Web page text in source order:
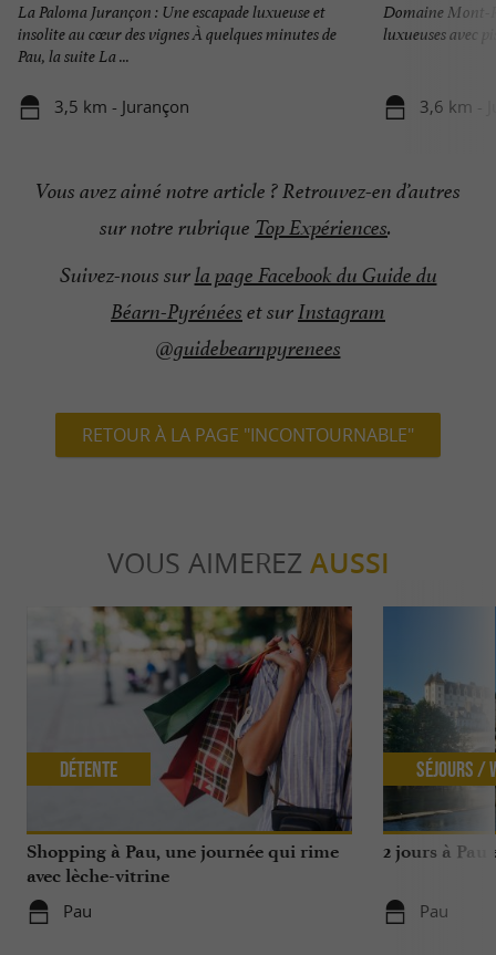
La Paloma Jurançon : Une escapade luxueuse et
insolite au cœur des vignes À quelques minutes de
Pau, la suite La ...
3,5 km - Jurançon
Domaine Mont-
luxueuses avec
3,6 km -
Vous avez aimé notre article ? Retrouvez-en d’autres
sur notre rubrique Top Expériences.
Suivez-nous surla page Facebook du Guide du
Béarn-Pyrénées et surInstagram
@guidebearnpyrenees
RETOUR À LA PAGE "INCONTOURNABLE"
VOUS AIMEREZ AUSSI
Shopping à Pau, une journée qui rime
avec lèche-vitrine
Pau
Détente
2 jours à
Pau
Séjours /